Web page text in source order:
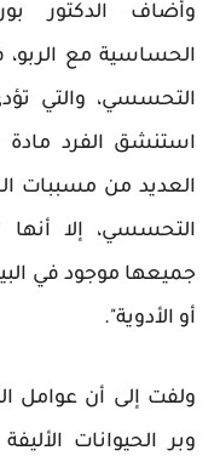
وأضاف الدكتور
الحساسية مع الربو،
التحسسي، والتي
استنشق الفرد
العديد من مسببات
التحسسي، إلا
جميعها موجود في
أو الأدوية".
ولفت إلى أن عوامل
وبر الحيوانات